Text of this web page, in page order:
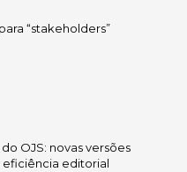
“stakeholders”
OJS: novas versões
editorial